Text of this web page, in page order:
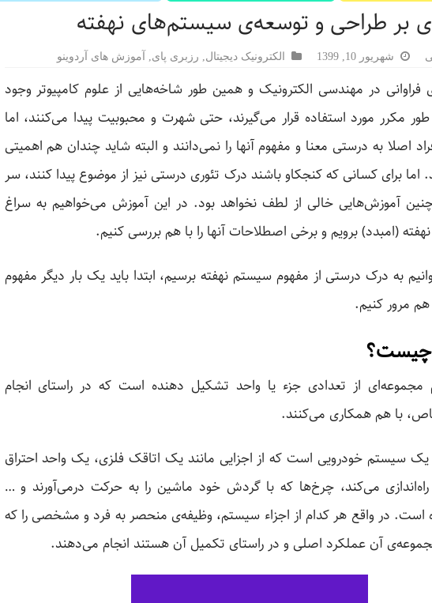
بر طراحی و توسعه‌ی سیستم‌های نهفته
شهریور 10, 1399 الکترونیک دیجیتال رزبری پای ,آموزش های آردوینو
فراوانی در مهندسی الکترونیک و همین طور شاخه‌‌هایی از علوم کامپیوتر وجود
طور مکرر مورد استفاده قرار می‌گیرند، حتی شهرت و محبوبیت پیدا می‌کنند، اما
اصلا به درستی معنا و مفهوم آنها را نمی‌دانند و البته شاید چندان هم اهمیتی
اما برای کسانی که کنجکاو باشند درک تئوری درستی نیز از موضوع پیدا کنند، سر
آموزش‌هایی خالی از لطف نخواهد بود. در این آموزش می‌خواهیم به سراغ
(امبدد) برویم و برخی اصطلاحات آنها را با هم بررسی کنیم.
به درک درستی از مفهوم سیستم نهفته برسیم، ابتدا باید یک بار دیگر مفهوم
مرور کنیم.
از تعدادی جزء یا واحد تشکیل دهنده است که در راستای انجام
با هم همکاری می‌کنند.
یک سیستم خودرویی است که از اجزایی مانند یک اتاقک فلزی، یک واحد احتراق
راه‌اندازی می‌کند، چرخ‌ها که با گردش خود ماشین را به حرکت درمی‌آورند و …
در واقع هر کدام از اجزاء سیستم، وظیفه‌ی منحصر به فرد و مشخصی را که
آن عملکرد اصلی و در راستای تکمیل آن هستند انجام می‌دهند.